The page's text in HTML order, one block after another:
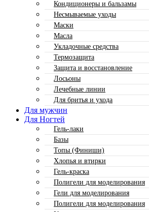
Кондиционеры и бальзамы
Несмываемые уходы
Маски
Масла
Укладочные средства
Термозащита
Защита и восстановление
Лосьоны
Лечебные линии
Для бритья и ухода
Для мужчин
Для Ногтей
Гель-лаки
Базы
Топы (Финиши)
Хлопья и втирки
Гель-краска
Полигели для моделирования
Гели для моделирования
Полигели для моделирования